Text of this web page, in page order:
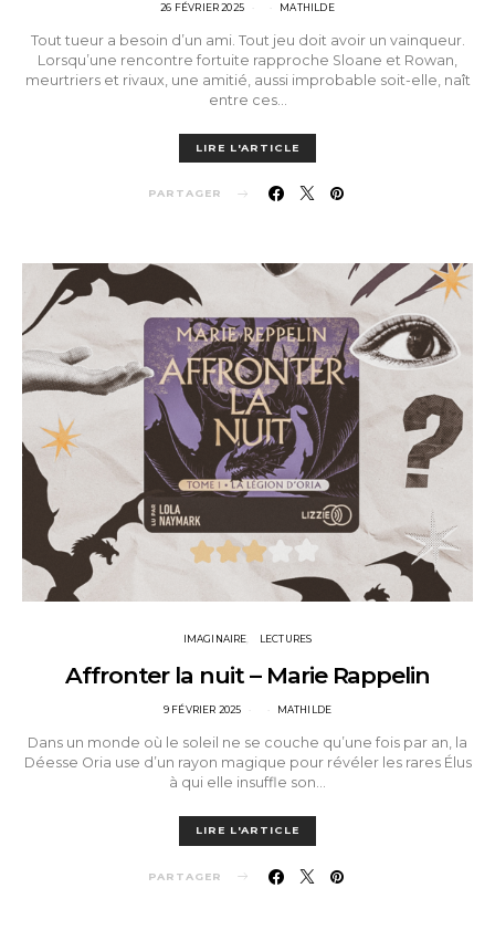
POSTED
26 FÉVRIER 2025 MATHILDE
Tout tueur a besoin d’un ami. Tout jeu doit avoir un vainqueur.
Lorsqu’une rencontre fortuite rapproche Sloane et Rowan,
meurtriers et rivaux, une amitié, aussi improbable soit-elle, naît
entre ces…
LIRE L'ARTICLE
PARTAGER
IMAGINAIRE LECTURES
Affronter la nuit – Marie Rappelin
POSTED
9 FÉVRIER 2025 MATHILDE
Dans un monde où le soleil ne se couche qu’une fois par an, la
Déesse Oria use d’un rayon magique pour révéler les rares Élus
à qui elle insuffle son…
LIRE L'ARTICLE
PARTAGER